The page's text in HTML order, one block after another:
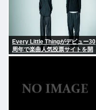
Every Little Thingがデビュー30
周年で楽曲人気投票サイトを開
設 俺はもちろんFace the